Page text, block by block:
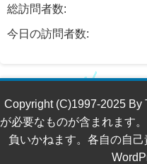
総訪問者数:
今日の訪問者数:
Copyright (C)1997-2025 By
が必要なものが含まれます
負いかねます。各自の自